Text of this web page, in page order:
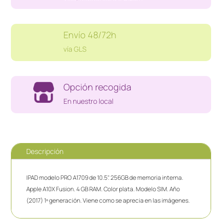
Envío 48/72h
vía GLS
Opción recogida
En nuestro local
Descripción
IPAD modelo PRO A1709 de 10.5". 256GB de memoria interna.
Apple A10X Fusion. 4 GB RAM. Color plata. Modelo SIM. Año
(2017) 1º generación. Viene como se aprecia en las imágenes.